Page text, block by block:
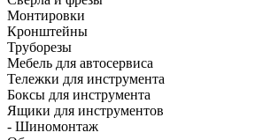
Монтировки
Кронштейны
Труборезы
Мебель для автосервиса
Тележки для инструмента
Боксы для инструмента
Ящики для инструментов
- Шиномонтаж